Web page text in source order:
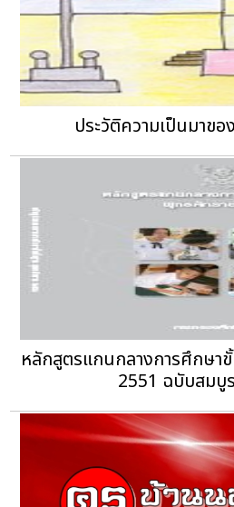
ประวัติความเป็นมาขอ
หลักสูตรแกนกลางการศึกษ
2551 ฉบับสมบู